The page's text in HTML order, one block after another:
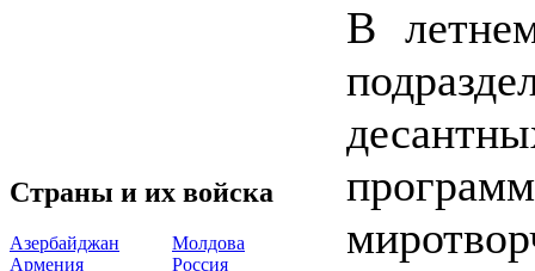
Страны и их войска
Азербайджан
Армения
Молдова
Россия
В